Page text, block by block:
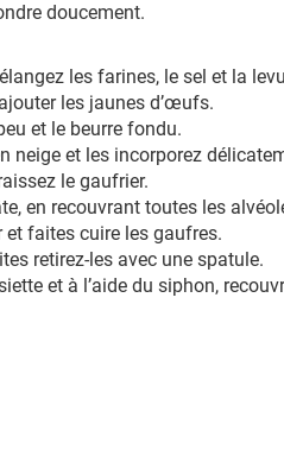
doucement.
les farines, le sel et la
les jaunes d’œufs.
et le beurre fondu.
neige et les incorporez
le gaufrier.
en recouvrant toutes les
et faites cuire les gaufres.
retirez-les avec une spatule.
et à l’aide du siphon,